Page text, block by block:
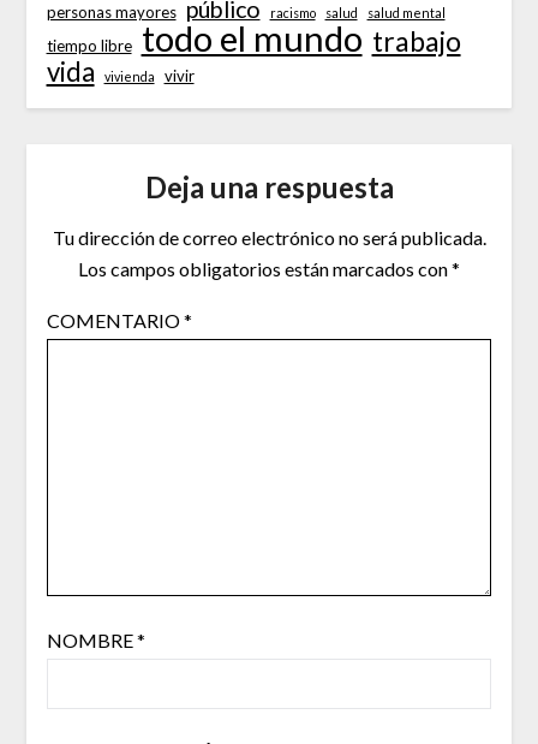
personas mayores público racismo salud salud mental
tiempo libre todo el mundo trabajo
vida vivienda vivir
Deja una respuesta
Tu dirección de correo electrónico no será publicada.
Los campos obligatorios están marcados con*
COMENTARIO*
NOMBRE*